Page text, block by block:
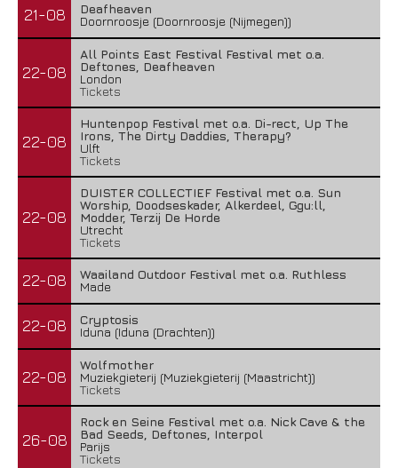
21-08
Deafheaven
Doornroosje (Doornroosje (Nijmegen))
22-08
All Points East Festival Festival met o.a.
Deftones, Deafheaven
London
Tickets
22-08
Huntenpop Festival met o.a. Di-rect, Up The
Irons, The Dirty Daddies, Therapy?
Ulft
Tickets
22-08
DUISTER COLLECTIEF Festival met o.a. Sun
Worship, Doodseskader, Alkerdeel, Ggu:ll,
Modder, Terzij De Horde
Utrecht
Tickets
22-08
Waailand Outdoor Festival met o.a. Ruthless
Made
22-08
Cryptosis
Iduna (Iduna (Drachten))
22-08
Wolfmother
Muziekgieterij (Muziekgieterij (Maastricht))
Tickets
26-08
Rock en Seine Festival met o.a. Nick Cave & the
Bad Seeds, Deftones, Interpol
Parijs
Tickets